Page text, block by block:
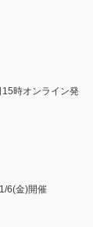
15時オンライン発
6(金)開催